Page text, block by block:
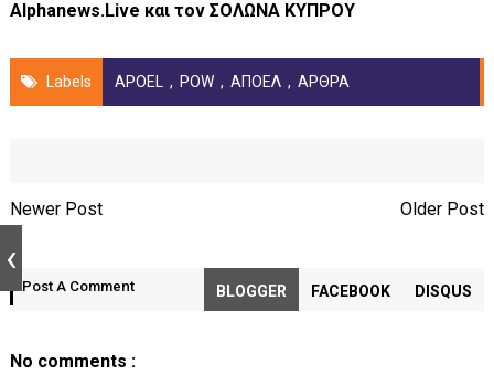
Alphanews.Live και τον ΣΟΛΩΝΑ ΚΥΠΡΟΥ
Labels APOEL , POW , ΑΠΟΕΛ , ΑΡΘΡΑ
Newer Post Older Post
Post A Comment BLOGGER FACEBOOK DISQUS
No comments :